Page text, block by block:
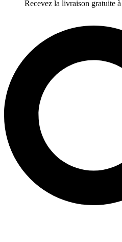
Recevez la livraison gratuite